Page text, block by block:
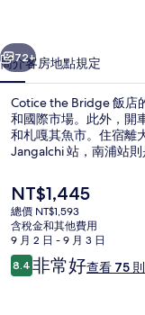
片
集
個 下一個
72+
簡介客房地點規定
Cotice the Bridge 飯店
和國際市場。此外，開
和札嘎其魚市。住宿離
Jangalchi 站，南浦站則
目
前
的
價
格
是
NT$1,445
總價 NT$1,593
含稅金和其他費用
9 月 2 日 - 9 月 3 日
評
論
8.48.4 分，滿分 10 分，
非常好查看 75